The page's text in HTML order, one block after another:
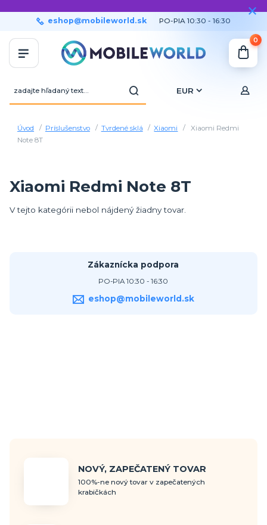
EUR
eshop@mobileworld.sk PO-PIA 10:30 - 16:30
0
Úvod Príslušenstvo Tvrdené sklá Xiaomi
Xiaomi Redmi
Note 8T
Xiaomi Redmi Note 8T
V tejto kategórii nebol nájdený žiadny tovar.
Zákaznícka podpora
PO-PIA 10:30 - 16:30
eshop@mobileworld.sk
NOVÝ, ZAPEČATENÝ TOVAR
100%-ne nový tovar v zapečatených
krabičkách